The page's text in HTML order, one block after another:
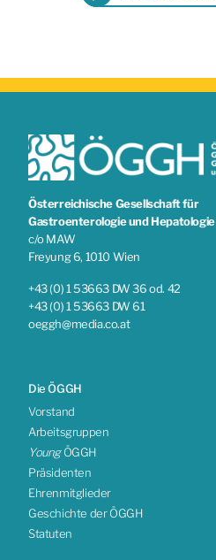
Österreichische Gesellschaft für
Gastroenterologie und Hepatologie
c/o MAW
Freyung 6, 1010 Wien
+43 (0) 1 53663 DW 36 od. 42
+43 (0) 1 53663 DW 61
oeggh@media.co.at
Die ÖGGH
Vorstand
Arbeitsgruppen
YoungÖGGH
Präsidenten
Ehrenmitglieder
Geschichte der ÖGGH
Statuten